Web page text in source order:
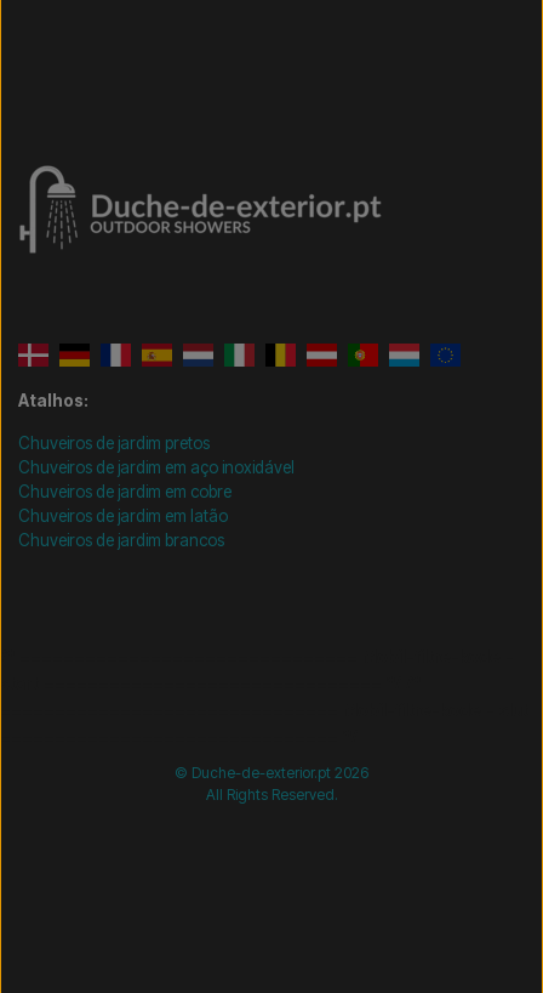
Atalhos:
Chuveiros de jardim pretos
Chuveiros de jardim em aço inoxidável
Chuveiros de jardim em cobre
Chuveiros de jardim em latão
Chuveiros de jardim brancos
© Duche-de-exterior.pt 2026
All Rights Reserved.